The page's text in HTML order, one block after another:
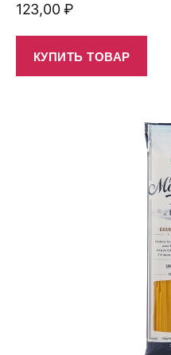
123,00₽
КУПИТЬ ТОВАР